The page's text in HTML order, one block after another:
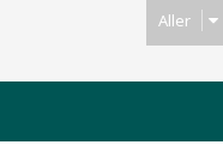
Aller